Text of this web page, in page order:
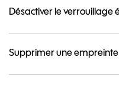
Désactiver le
Supprimer une